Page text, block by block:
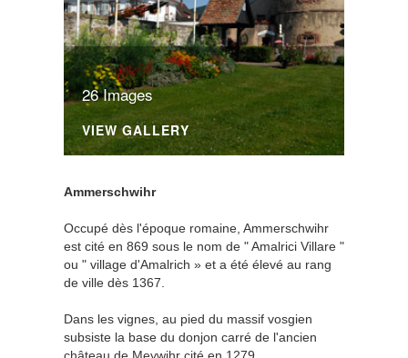
26 Images
VIEW GALLERY
Ammerschwihr
Occupé dès l'époque romaine, Ammerschwihr
est cité en 869 sous le nom de " Amalrici Villare "
ou " village d'Amalrich » et a été élevé au rang
de ville dès 1367.
Dans les vignes, au pied du massif vosgien
subsiste la base du donjon carré de l'ancien